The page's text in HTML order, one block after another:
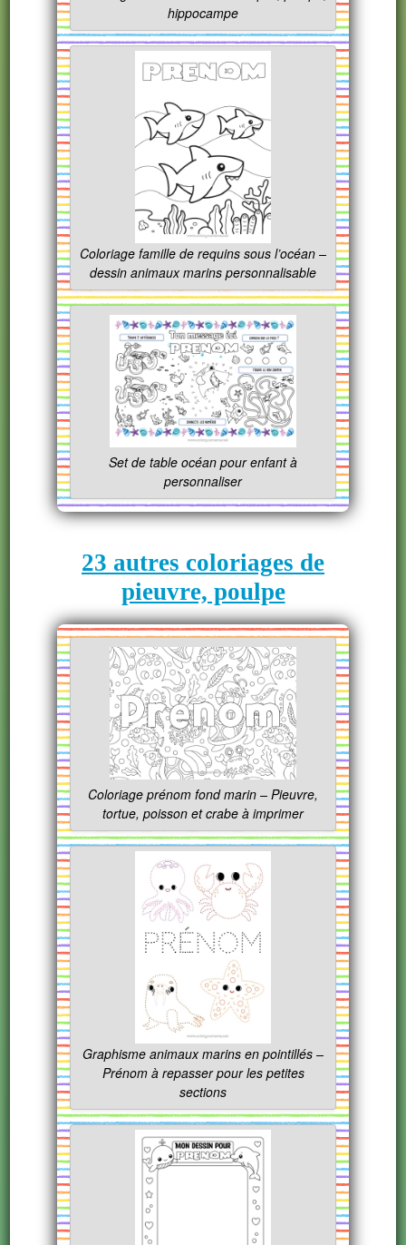
hippocampe
Coloriage famille de requins sous l’océan –
dessin animaux marins personnalisable
Set de table océan pour enfant à
personnaliser
23 autres coloriages de
pieuvre, poulpe
Coloriage prénom fond marin – Pieuvre,
tortue, poisson et crabe à imprimer
Graphisme animaux marins en pointillés –
Prénom à repasser pour les petites
sections